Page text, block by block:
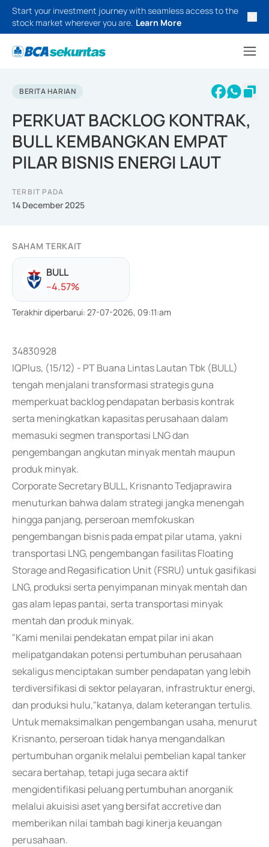
Start your investment journey with seamless access to the
stock market wherever you are. Learn More
BERITA HARIAN
PERKUAT BACKLOG KONTRAK,
BULL KEMBANGKAN EMPAT
PILAR BISNIS ENERGI LAUT
TERBIT PADA
14 December 2025
SAHAM TERKAIT
BULL
--4.57%
Terakhir diperbarui: 27-07-2026, 09:11:am
34830928
IQPlus, (15/12) - PT Buana Lintas Lautan Tbk (BULL)
tengah menjalani transformasi strategis guna
memperkuat backlog pendapatan berbasis kontrak
serta meningkatkan kapasitas perusahaan dalam
memasuki segmen transportasi LNG dan
pengembangan angkutan minyak mentah maupun
produk minyak.
Corporate Secretary BULL, Krisnanto Tedjaprawira
menuturkan bahwa dalam strategi jangka menengah
hingga panjang, perseroan memfokuskan
pengembangan bisnis pada empat pilar utama, yakni
transportasi LNG, pengembangan fasilitas Floating
Storage and Regasification Unit (FSRU) untuk gasifikasi
LNG, produksi serta penyimpanan minyak mentah dan
gas alam lepas pantai, serta transportasi minyak
mentah dan produk minyak.
"Kami menilai pendekatan empat pilar ini akan
melipatgandakan potensi pertumbuhan perusahaan
sekaligus menciptakan sumber pendapatan yang lebih
terdiversifikasi di sektor pelayaran, infrastruktur energi,
dan produksi hulu,"katanya, dalam keterangan tertulis.
Untuk memaksimalkan pengembangan usaha, menurut
Krisnanto, perseroan tidak hanya mengandalkan
pertumbuhan organik melalui pembelian kapal tanker
secara bertahap, tetapi juga secara aktif
mengidentifikasi peluang pertumbuhan anorganik
melalui akuisisi aset yang bersifat accretive dan
memberikan nilai tambah bagi kinerja keuangan
perusahaan.